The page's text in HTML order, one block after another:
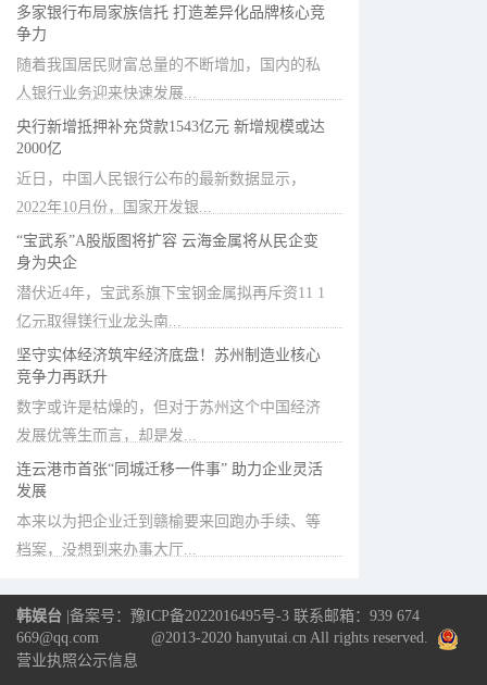
多家银行布局家族信托 打造差异化品牌核心竞
争力
随着我国居民财富总量的不断增加，国内的私
人银行业务迎来快速发展...
央行新增抵押补充贷款1543亿元 新增规模或达
2000亿
近日，中国人民银行公布的最新数据显示，
2022年10月份，国家开发银...
“宝武系”A股版图将扩容 云海金属将从民企变
身为央企
潜伏近4年，宝武系旗下宝钢金属拟再斥资11 1
亿元取得镁行业龙头南...
坚守实体经济筑牢经济底盘！苏州制造业核心
竞争力再跃升
数字或许是枯燥的，但对于苏州这个中国经济
发展优等生而言，却是发...
连云港市首张“同城迁移一件事” 助力企业灵活
发展
本来以为把企业迁到赣榆要来回跑办手续、等
档案，没想到来办事大厅...
韩娱台 备案号：豫ICP备2022016495号-3 联系邮箱：939 674
669@qq.com @2013-2020 hanyutai.cn All rights reserved.
营业执照公示信息